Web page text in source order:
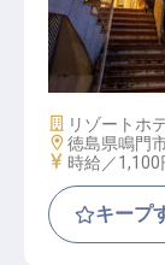
レストラン
可／まかな
施設業態
リゾートホ
勤務地
徳島県鳴門
給与
時給／1,100
キープ